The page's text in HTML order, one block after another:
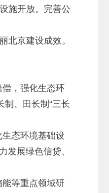
施开放。完善公
京建设成效。
，强化生态环
制、田长制“三长
态环境基础设
发展绿色信贷、
等重点领域研